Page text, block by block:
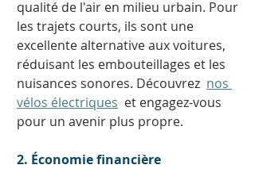
qualité de l'air en milieu urbain. Pour
les trajets courts, ils sont une
excellente alternative aux voitures,
réduisant les embouteillages et les
nuisances sonores. Découvrez nos
vélos électriques et engagez-vous
pour un avenir plus propre.
2. Économie financière